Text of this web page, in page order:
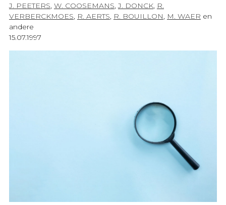
J. PEETERS, W. COOSEMANS,J. DONCK, R.
VERBERCKMOES, R. AERTS, R. BOUILLON, M. WAER en
andere
15.07.1997